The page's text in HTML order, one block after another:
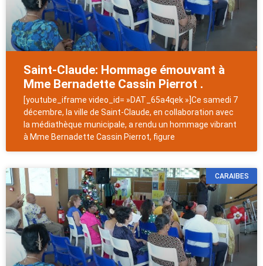
Saint-Claude: Hommage émouvant à
Mme Bernadette Cassin Pierrot .
[youtube_iframe video_id= »DAT_65a4qek »]Ce samedi 7
décembre, la ville de Saint-Claude, en collaboration avec
la médiathèque municipale, a rendu un hommage vibrant
à Mme Bernadette Cassin Pierrot, figure
CARAIBES